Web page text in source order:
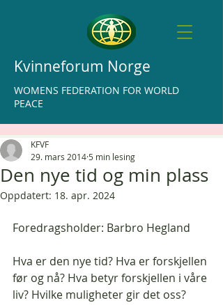
Kvinneforum Norge
WOMENS FEDERATION FOR WORLD
PEACE
Den nye tid og min plass
KFVF
29. mars 2014 5 min lesing
Oppdatert: 18. apr. 2024
Foredragsholder: Barbro Hegland
Hva er den nye tid? Hva er forskjellen
før og nå? Hva betyr forskjellen i våre
liv? Hvilke muligheter gir det oss?